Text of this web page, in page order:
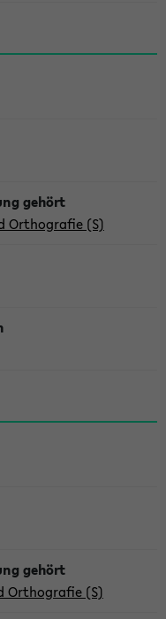
Orthografie (S)
Orthografie (S)